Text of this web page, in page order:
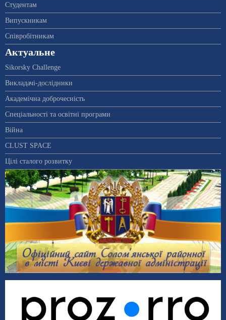
Студентам
Випускникам
Співробітникам
Актуальне
Sikorsky Challenge
Викладачі-дослідники
Академічна доброчесність
Спеціальності та освітні програми
Війна
CLUST SPACE
Цілі сталого розвитку